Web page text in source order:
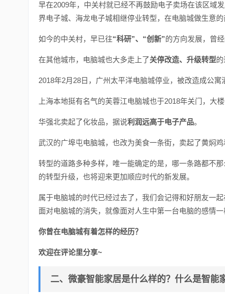
早在2009年，中关村就已经不再鼓励电子卖场在该区域
界电子城、海龙电子城相继停业转型，在电脑城做生意的
如今的中关村，早已往“科研”、“创新”的方向发展，曾
在其他城市，电脑城也大多走上了关停改造、升级转型的
2018年2月28日，广州太平洋电脑城停业，被改造成公寓
上海本地挺有名气的芙蓉江电脑城也于2018年关门，大
华强北卖起了化妆品，据说利润远高于电子产品。
武汉的广埠屯电脑城，也改为美食一条街，卖起了黄焖鸡
转型的道路多种多样，唯一能确定的是，哪一条路都不
的转型升级，也将迎来更加顺应时代的新发展。
属于电脑城的时代已经过去了，我们会记得和好朋友一
面对电脑城的消失，就像面对人生中第一台电脑的感情一
你曾在电脑城有着怎样的经历？
欢迎在评论里分享~
二、微豪智能家居是什么样的？什么是智能